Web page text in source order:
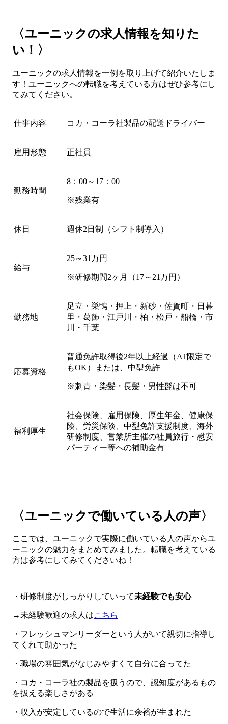
〈ユーニックの求人情報を知りた
い！〉
ユーニックの求人情報を一例を取り上げて紹介いたしま
す！ユーニックへの転職を考えている方はぜひ参考にし
てみてください。
仕事内容 コカ・コーラ社製品の配送ドライバー
雇用形態 正社員
勤務時間
8：00～17：00
※残業有
休日 週休2日制（シフト制導入）
給与
25～31万円
※研修期間2ヶ月（17～21万円）
勤務地
足立・巣鴨・押上・新砂・佐賀町・日暮
里・葛飾・江戸川・柏・松戸・船橋・市
川・千葉
応募資格
普通免許取得後2年以上経過（AT限定で
もOK）または、中型免許
※刺青・染髪・長髪・男性髭は不可
福利厚生
社会保険、雇用保険、厚生年金、健康保
険、労災保険、中型免許支援制度、海外
研修制度、営業所主催の社員旅行・慰安
パーティー等への補助金有
〈ユーニックで働いている人の声〉
ここでは、ユーニックで実際に働いている人の声からユ
ーニックの魅力をまとめてみました。転職を考えている
方は参考にしてみてくださいね！
・研修制度がしっかりしていって未経験でも安心
→未経験歓迎の求人はこちら
・フレッシュマンリーダーという人がいて親切に指導し
てくれて助かった
・職場の雰囲気がなじみやすくて自分に合ってた
・コカ・コーラ社の製品を扱うので、認知度があるもの
を扱える楽しさがある
・収入が安定しているので生活に余裕が生まれた